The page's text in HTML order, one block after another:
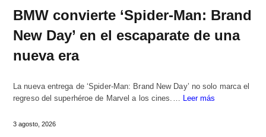
BMW convierte ‘Spider-Man: Brand
New Day’ en el escaparate de una
nueva era
La nueva entrega de ‘Spider-Man: Brand New Day’ no solo marca el
regreso del superhéroe de Marvel a los cines.…
Leer más
3 agosto, 2026